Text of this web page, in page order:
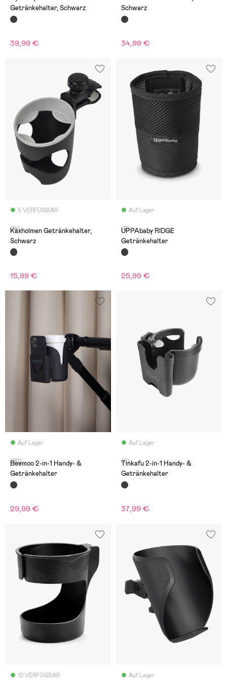
Getränkehalter, Schwarz
39,99 €
Schwarz
34,99 €
5 VERFÜGBAR
(14)
Kaxholmen Getränkehalter,
Schwarz
15,99 €
Auf Lager
(0)
UPPAbaby RIDGE
Getränkehalter
25,99 €
Auf Lager
(20)
Beemoo 2-in-1 Handy- &
Getränkehalter
29,99 €
Auf Lager
(0)
Tinkafu 2-in-1 Handy- &
Getränkehalter
37,99 €
10 VERFÜGBAR Auf Lager